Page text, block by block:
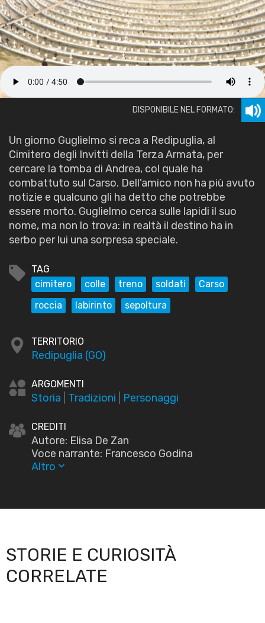
DISPONIBILE NEL FORMATO:
Un giorno Guglielmo si reca a Redipuglia, al
Cimitero degli Invitti della Terza Armata, per
cercare la tomba di Andrea, col quale ha
combattuto sul Carso. Dell'amico non ha più avuto
notizie e qualcuno gli ha detto che potrebbe
essere morto. Guglielmo cerca sulle lapidi il suo
nome, ma non lo trova: in realtà il destino ha in
serbo per lui una sorpresa speciale.
TAG
cimitero
colle treno soldati
Carso
roccia
labirinto sepoltura
TERRITORIO
Redipuglia (GO)
ARGOMENTI
Storia Tradizioni Personaggi
CREDITI
Autore: Elisa De Zan
Voce narrante: Francesco Godina
Altro keyboard_arrow_down
STORIE E CURIOSITÀ
CORRELATE